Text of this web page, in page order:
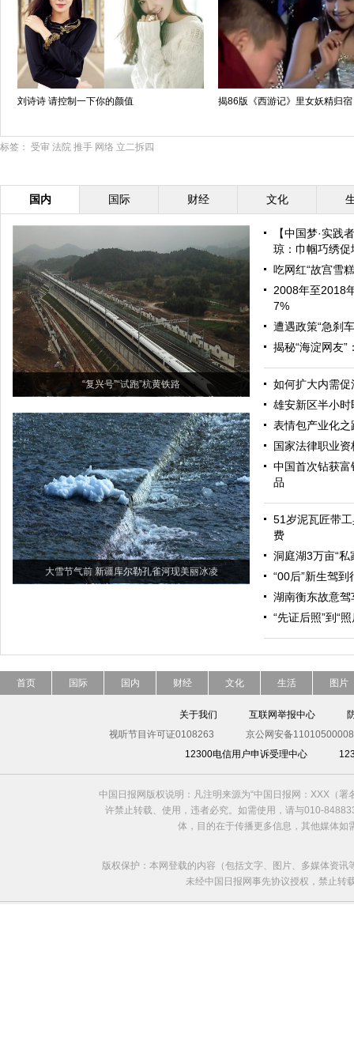
刘诗诗 请控制一下你的颜值 揭86版《西游记》里女妖精归
标签： 受审 法院 推手 网络 立二拆四
国内 国际 财经 文化
“复兴号”“试跑”杭黄铁路
大雪节气前 新疆库尔勒孔雀河现美丽冰凌
【中国梦·实践
琼：巾帼巧绣促
吃网红“故宫雪
2008年至2018
7%
遭遇政策“急刹
揭秘“海淀网友
如何扩大内需促
雄安新区半小
表情包产业化
国家法律职业
中国首次钻获
品
51岁泥瓦匠带
费
洞庭湖3万亩“私
“00后”新生驾到
湖南衡东故意
“先证后照”到“
首页 国际 国内 财经 文化 生活 图片
关于我们 互联网举报中心
视听节目许可证0108263
京公网安备
12300电信用户申诉受理中心
中国日报网版权说明：凡注明来源为“中国日报网：XXX（
许禁止转载、使用，违者必究。如需使用，请与010-
体，目的在于传播更多信息，其他媒体
版权保护：本网登载的内容（包括文字、图片、多媒体资
未经中国日报网事先协议授权，禁止转